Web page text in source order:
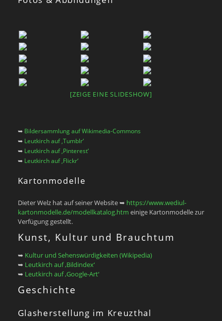
[ZEIGE EINE SLIDESHOW]
➥ Bildersammlung auf Wikimedia-Commons
➥ Leutkirch auf ‚Tumblr‘
➥ Leutkirch auf ‚Pinterest‘
➥ Leutkirch auf ‚Flickr‘
Kartonmodelle
Dieter Welz hat auf seiner Website ➥ https://www.wediul-
kartonmodelle.de/modellkatalog.htm einige Kartonmodelle zur
Verfügung gestellt.
Kunst, Kultur und Brauchtum
➥ Kultur und Sehenswürdigkeiten (Wikipedia)
➥ Leutkirch auf ‚Bildindex‘
➥ Leutkirch auf ‚Google-Art‘
Geschichte
Glasherstellung im Kreuzthal